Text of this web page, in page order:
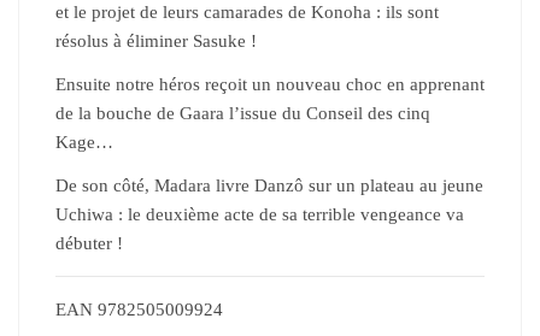
et le projet de leurs camarades de Konoha : ils sont
résolus à éliminer Sasuke !
Ensuite notre héros reçoit un nouveau choc en apprenant
de la bouche de Gaara l’issue du Conseil des cinq
Kage…
De son côté, Madara livre Danzô sur un plateau au jeune
Uchiwa : le deuxième acte de sa terrible vengeance va
débuter !
EAN 9782505009924